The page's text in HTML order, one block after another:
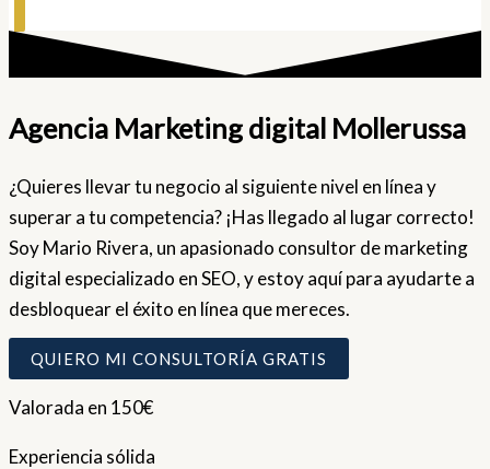
Agencia Marketing digital Mollerussa
¿Quieres llevar tu negocio al siguiente nivel en línea y
superar a tu competencia? ¡Has llegado al lugar correcto!
Soy Mario Rivera, un apasionado consultor de marketing
digital especializado en SEO, y estoy aquí para ayudarte a
desbloquear el éxito en línea que mereces.
QUIERO MI CONSULTORÍA GRATIS
Valorada en 150€
Experiencia sólida